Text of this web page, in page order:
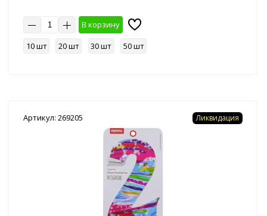
В корзину
10 шт
20 шт 30 шт 50 шт
Артикул: 269205 Ликвидация